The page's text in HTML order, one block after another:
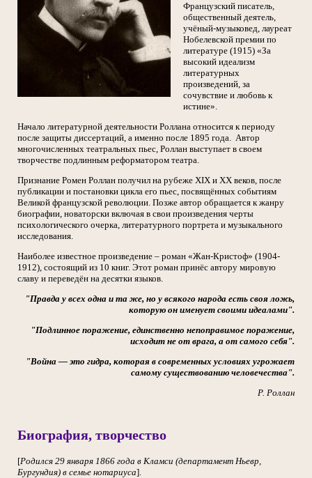
Французский писатель,
общественный деятель,
учёный-музыковед, лауреат
Нобелевской премии по
литературе (1915) «За
высокий идеализм
литературных
произведений, за
сочувствие и любовь к
истине».
Начало литературной деятельности Роллана относится к периоду
после защиты диссертаций, а именно после 1895 года. Автор
многочисленных театральных пьес, Роллан выступает в своем
творчестве подлинным реформатором театра.
Признание Ромен Роллан получил на рубеже XIX и XX веков, после
публикации и постановки цикла его пьес, посвящённых событиям
Великой французской революции. Позже автор обращается к жанру
биографии, новаторски включая в свои произведения черты
психологического очерка, литературного портрета и музыкального
исследования.
Наиболее известное произведение – роман «Жан-Кристоф» (1904-
1912), состоящий из 10 книг. Этот роман принёс автору мировую
славу и переведён на десятки языков.
"Правда у всех одна и та же, но у всякого народа есть своя ложь,
которую он именует своими идеалами".
"Подлинное поражение, единственно непоправимое поражение,
исходит не от врага, а от самого себя".
"Война — это гидра, которая в современных условиях угрожает
самому существованию человечества".
Р. Роллан
Биография, творчество
[Родился 29 января 1866 года в Кламси (департамент Ньевр,
Бургундия) в семье нотариуса].